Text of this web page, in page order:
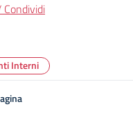
Interni